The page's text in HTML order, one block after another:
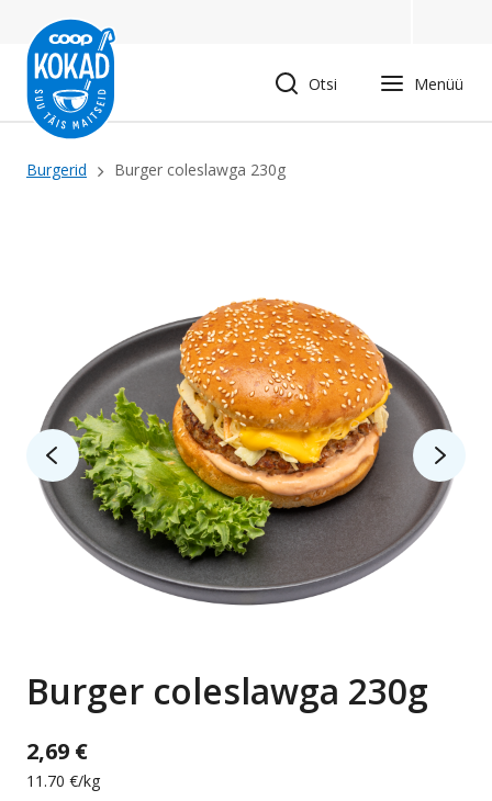
edasi
põhisisu
juurde
Otsi Menüü
Leivapuru
Burgerid Burger coleslawga 230g
Burger coleslawga 230g
2,69 €
11.70 €/kg